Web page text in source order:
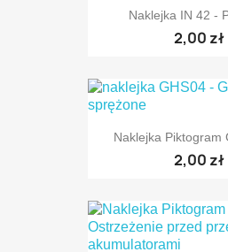
Naklejka IN 42 -
2,00 zł
Naklejka Piktogram
2,00 zł